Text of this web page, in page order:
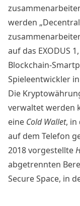
werden
auf das EXODUS
Blockchain-
Spieleentwickler
Die
verwaltet werden
eine Cold Wallet, in
auf dem Telefon
2018 vorgestellte
abgetrennten
Secure Space, in